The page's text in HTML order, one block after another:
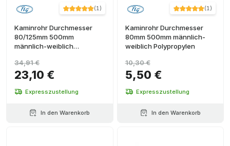
(1)
Kaminrohr Durchmesser
80/125mm 500mm
männlich-weiblich
23,10 €
34,91 €
Expresszustellung
In den Warenkorb
(1)
Kaminrohr Durchmesser
80mm 500mm männlich-
weiblich Polypropylen
5,50 €
10,30 €
Expresszustellung
In den Warenkorb